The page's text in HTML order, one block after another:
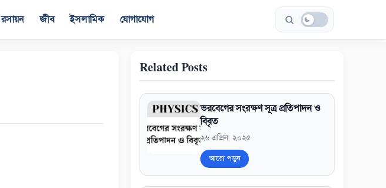
রসায়ন জীব ইসলামিক যোগাযোগ
Related Posts
ভরবেগের সংরক্ষণ সূত্র প্রতিপাদন ও
বিবৃত
২৬ এপ্রিল, ২০২৫
আরো পড়ুন